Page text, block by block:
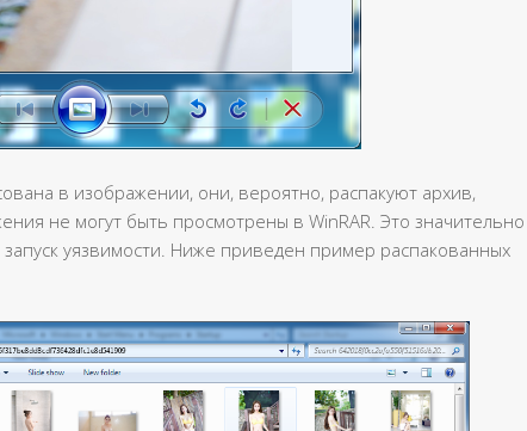
в изображении, они, вероятно, распакуют архив,
не могут быть просмотрены в WinRAR. Это значительно
уязвимости. Ниже приведен пример распакованных